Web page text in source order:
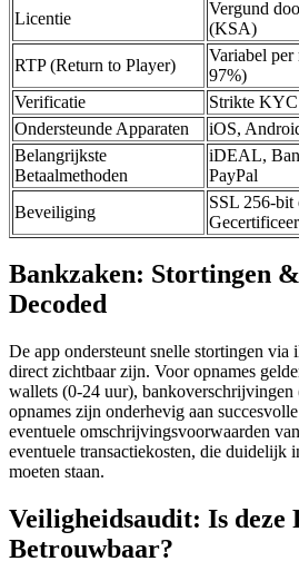
Licentie
Vergund
(KSA)
RTP (Return to Player)
Variabel
97%)
Verificatie
Strikte
Ondersteunde Apparaten
iOS,
Belangrijkste
Betaalmethoden
iDEAL,
PayPal
Beveiliging
SSL 256-
Bankzaken: Stortingen
Decoded
De app ondersteunt snelle stortingen
direct zichtbaar zijn. Voor opnames
wallets (0-24 uur),
opnames zijn onderhevig aan
eventuele omschrijvingsvoorwaarden
eventuele transactiekosten, die duidelijk
moeten staan.
Veiligheidsaudit: Is deze
Betrouwbaar?